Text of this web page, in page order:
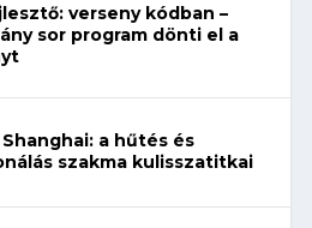
verseny kódban –
sor program dönti el a
a hűtés és
szakma kulisszatitkai